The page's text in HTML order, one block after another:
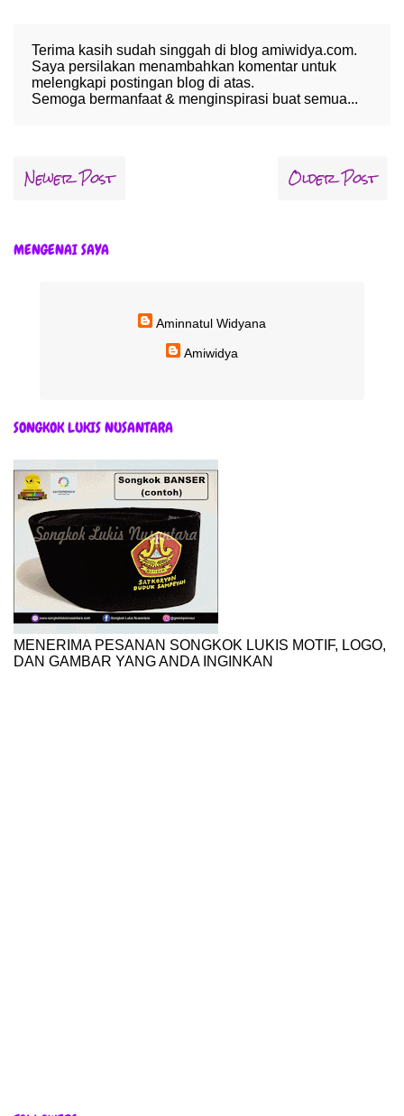
Terima kasih sudah singgah di blog amiwidya.com.
Saya persilakan menambahkan komentar untuk
melengkapi postingan blog di atas.
Semoga bermanfaat & menginspirasi buat semua...
Newer Post Older Post
MENGENAI SAYA
Aminnatul Widyana
Amiwidya
SONGKOK LUKIS NUSANTARA
MENERIMA PESANAN SONGKOK LUKIS MOTIF, LOGO,
DAN GAMBAR YANG ANDA INGINKAN